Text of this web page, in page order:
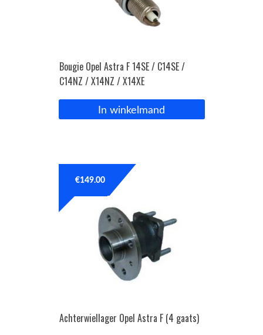
Bougie Opel Astra F 14SE / C14SE /
C14NZ / X14NZ / X14XE
In winkelmand
Achterwiellager Opel Astra F (4 gaats)
€149.00